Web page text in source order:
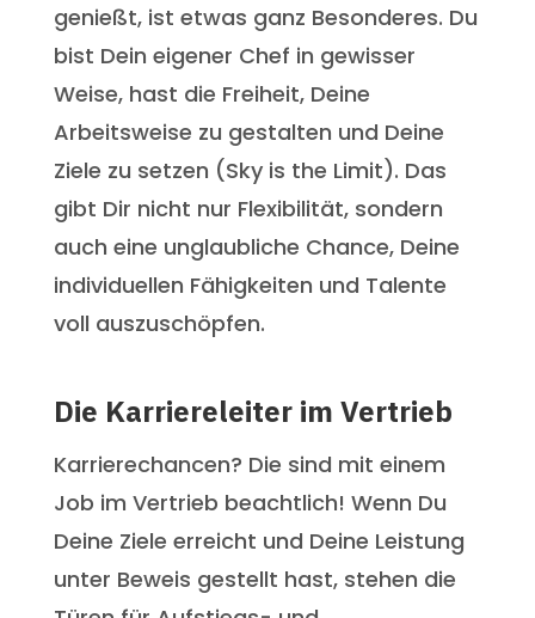
genießt, ist etwas ganz Besonderes. Du
bist Dein eigener Chef in gewisser
Weise, hast die Freiheit, Deine
Arbeitsweise zu gestalten und Deine
Ziele zu setzen (Sky is the Limit). Das
gibt Dir nicht nur Flexibilität, sondern
auch eine unglaubliche Chance, Deine
individuellen Fähigkeiten und Talente
voll auszuschöpfen.
Die Karriereleiter im Vertrieb
Karrierechancen? Die sind mit einem
Job im Vertrieb beachtlich! Wenn Du
Deine Ziele erreicht und Deine Leistung
unter Beweis gestellt hast, stehen die